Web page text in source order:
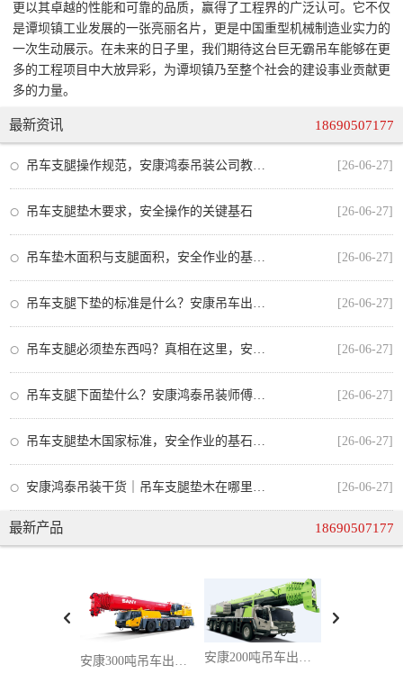
更以其卓越的性能和可靠的品质，赢得了工程界的广泛认可。它不仅
是谭坝镇工业发展的一张亮丽名片，更是中国重型机械制造业实力的
一次生动展示。在未来的日子里，我们期待这台巨无霸吊车能够在更
多的工程项目中大放异彩，为谭坝镇乃至整个社会的建设事业贡献更
多的力量。
最新资讯 18690507177
[26-06-27]
吊车支腿垫木要求，安全操作的关键基石 [26-06-27]
[26-06-27]
[26-06-27]
[26-06-27]
[26-06-27]
[26-06-27]
[26-06-27]
最新产品 18690507177
安康200吨吊车出租：大兆瓦风电 / 超高层桥塔吊装，百吨级设备精准就位一站式服务